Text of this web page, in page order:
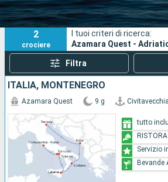
Porti
Ricerca
2
crociere
I tuoi criteri di ricerca:
Azamara Quest -
Filtra
ITALIA, MONTENEGRO
Azamara Quest 9 g
tutto
Servizio
Bevande